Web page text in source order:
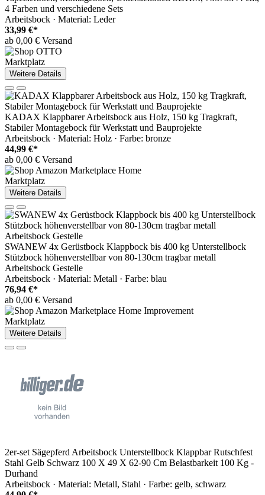
4 Farben und verschiedene Sets
Arbeitsbock · Material: Leder
33,99 €*
ab 0,00 € Versand
Marktplatz
Weitere Details
KADAX Klappbarer Arbeitsbock aus Holz, 150 kg Tragkraft,
Stabiler Montagebock für Werkstatt und Bauprojekte
Arbeitsbock · Material: Holz · Farbe: bronze
44,99 €*
ab 0,00 € Versand
Marktplatz
Weitere Details
SWANEW 4x Gerüstbock Klappbock bis 400 kg Unterstellbock
Stützbock höhenverstellbar von 80-130cm tragbar metall
Arbeitsbock Gestelle
Arbeitsbock · Material: Metall · Farbe: blau
76,94 €*
ab 0,00 € Versand
Marktplatz
Weitere Details
2er-set Sägepferd Arbeitsbock Unterstellbock Klappbar Rutschfest
Stahl Gelb Schwarz 100 X 49 X 62-90 Cm Belastbarkeit 100 Kg -
Durhand
Arbeitsbock · Material: Metall, Stahl · Farbe: gelb, schwarz